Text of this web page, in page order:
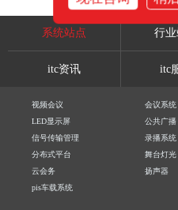
系统站点 行
itc资讯 itc
视频会议 会议系统
LED显示屏
公共广播
信号传输管理
录播系统
分布式平台
舞台灯光
云会务
扬声器
pis车载系统